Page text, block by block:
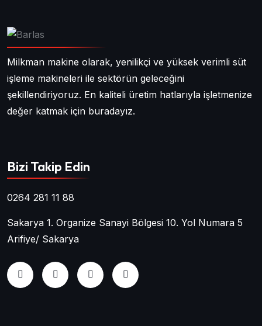
Milkman makine olarak, yenilikçi ve yüksek verimli süt
işleme makineleri ile sektörün geleceğini
şekillendiriyoruz. En kaliteli üretim hatlarıyla işletmenize
değer katmak için buradayız.
Bizi Takip Edin
0264 281 11 88
Sakarya 1. Organize Sanayi Bölgesi 10. Yol Numara 5
Arifiye/ Sakarya